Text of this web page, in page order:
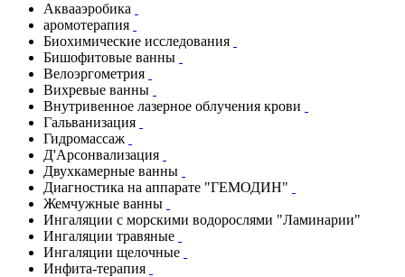
Аквааэробика
аромотерапия
Биохимические исследования
Бишофитовые ванны
Велоэргометрия
Вихревые ванны
Внутривенное лазерное облучения крови
Гальванизация
Гидромассаж
Д'Арсонвализация
Двухкамерные ванны
Диагностика на аппарате "ГЕМОДИН"
Жемчужные ванны
Ингаляции с морскими водорослями "Ламинарии"
Ингаляции травяные
Ингаляции щелочные
Инфита-терапия